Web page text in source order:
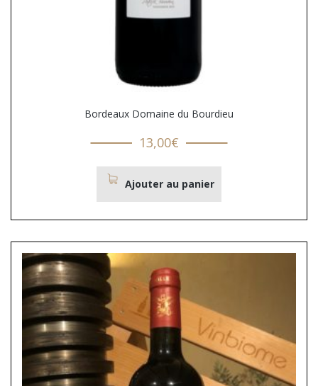
Bordeaux Domaine du Bourdieu
13,00€
Ajouter au panier